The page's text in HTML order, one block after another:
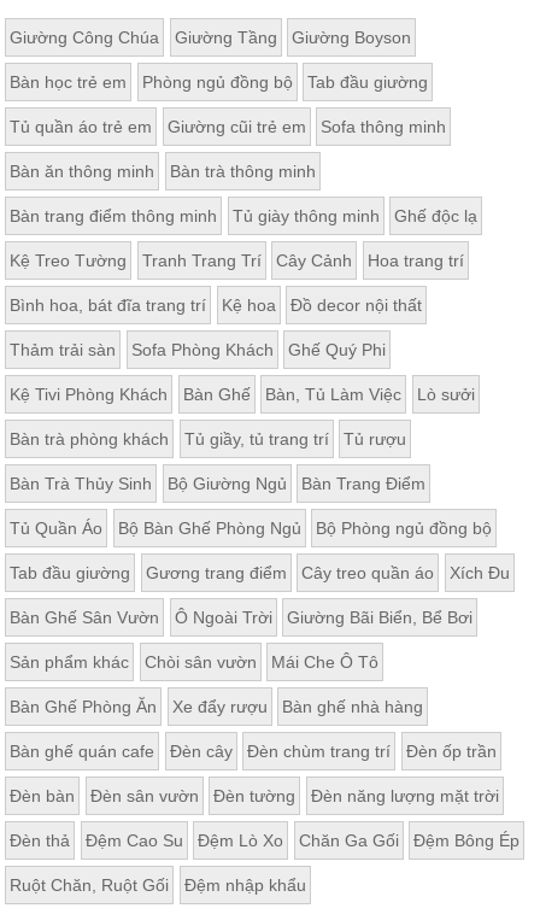
Giường Công Chúa Giường Tầng Giường Boyson
Bàn học trẻ em Phòng ngủ đồng bộ Tab đầu giường
Tủ quần áo trẻ em Giường cũi trẻ em Sofa thông minh
Bàn ăn thông minh Bàn trà thông minh
Bàn trang điểm thông minh Tủ giày thông minh Ghế độc lạ
Kệ Treo Tường Tranh Trang Trí Cây Cảnh Hoa trang trí
Bình hoa, bát đĩa trang trí Kệ hoa Đồ decor nội thất
Thảm trải sàn Sofa Phòng Khách Ghế Quý Phi
Kệ Tivi Phòng Khách Bàn Ghế Bàn, Tủ Làm Việc Lò sưởi
Bàn trà phòng khách Tủ giầy, tủ trang trí Tủ rượu
Bàn Trà Thủy Sinh Bộ Giường Ngủ Bàn Trang Điểm
Tủ Quần Áo Bộ Bàn Ghế Phòng Ngủ Bộ Phòng ngủ đồng bộ
Tab đầu giường Gương trang điểm Cây treo quần áo Xích Đu
Bàn Ghế Sân Vườn Ô Ngoài Trời Giường Bãi Biển, Bể Bơi
Sản phẩm khác Chòi sân vườn Mái Che Ô Tô
Bàn Ghế Phòng Ăn Xe đẩy rượu Bàn ghế nhà hàng
Bàn ghế quán cafe Đèn cây Đèn chùm trang trí Đèn ốp trần
Đèn bàn Đèn sân vườn Đèn tường Đèn năng lượng mặt trời
Đèn thả Đệm Cao Su Đệm Lò Xo Chăn Ga Gối Đệm Bông Ép
Ruột Chăn, Ruột Gối Đệm nhập khẩu